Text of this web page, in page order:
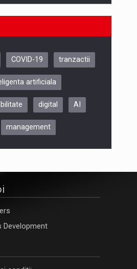
Make it Happen!, CLUJ, 9
LETO, ORADEA, 8
– 8 Oct 2026
COVID-19 tranzactii
artificiala
digital AI
management
Development